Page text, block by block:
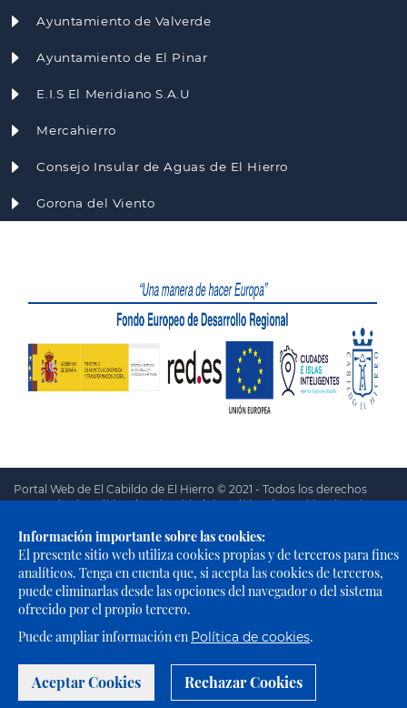
Información importante sobre las cookies:
El presente sitio web utiliza cookies propias y de terceros para fines
analíticos. Tenga en cuenta que, si acepta las cookies de terceros,
puede eliminarlas desde las opciones del navegador o del sistema
ofrecido por el propio tercero.
Puede ampliar información en Política de cookies.
Aceptar Cookies Rechazar Cookies
Ayuntamiento de Valverde
Ayuntamiento de El Pinar
E.I.S El Meridiano S.A.U
Mercahierro
Consejo Insular de Aguas de El Hierro
Gorona del Viento
Portal Web de El Cabildo de El Hierro © 2021 - Todos los derechos
reservados | Política de Privacidad | Política de Cookies | Aviso